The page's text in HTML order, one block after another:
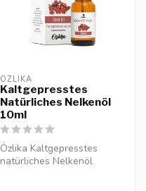
OZLIKA
Kaltgepresstes
Natürliches Nelkenöl
10ml
Özlika Kaltgepresstes
natürliches Nelkenöl